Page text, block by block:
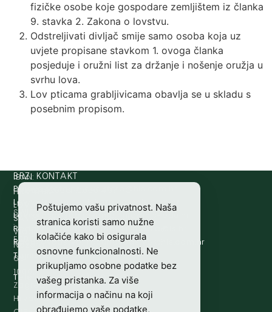
fizičke osobe koje gospodare zemljištem iz članka
9. stavka 2. Zakona o lovstvu.
Odstreljivati divljač smije samo osoba koja uz
uvjete propisane stavkom 1. ovoga članka
posjeduje i oružni list za držanje i nošenje oružja u
svrhu lova.
Lov pticama grabljivicama obavlja se u skladu s
posebnim propisom.
HRVATSKI
LOVAČKI
SAVEZ
Vladimira
Nazora
63
10000
Zagreb,
Hrvatska
IBAN:
HR8124020061100501497
SWIFT/BIC
:
ESBCHR22
BRZI KONTAKT
Prijava štete:
Lovne iskaznice:
rh.moc.slh
@acinzaksi
Lovno osposobljavanje:
rh.ude-slh
@ofni
Redakcija/ digitalni mediji:@aidem
Računovodstvo:
rh.moc.slh
@ovtsdovonucar
Tajništvo:
rh.sl
@slh
Telefon: +385 (0)1 48 34 560
Poštujemo vašu privatnost. Naša
stranica koristi samo nužne
kolačiće kako bi osigurala
osnovne funkcionalnosti. Ne
prikupljamo osobne podatke bez
vašeg pristanka. Za više
informacija o načinu na koji
obrađujemo vaše podatke,